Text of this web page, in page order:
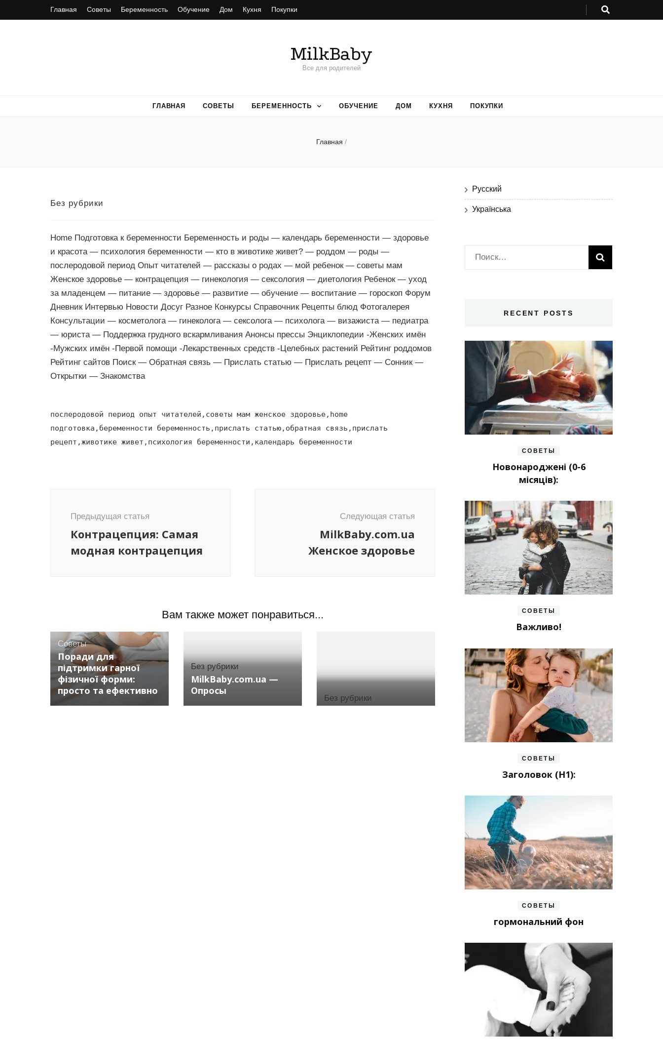
Главная Советы Беременность Обучение Дом Кухня Покупки
MilkBaby
Все для родителей
ГЛАВНАЯ СОВЕТЫ БЕРЕМЕННОСТЬ ОБУЧЕНИЕ ДОМ КУХНЯ ПОКУПКИ
Главная /
Без рубрики
Home Подготовка к беременности Беременность и роды — календарь беременности — здоровье
и красота — психология беременности — кто в животике живет? — роддом — роды —
послеродовой период Опыт читателей — рассказы о родах — мой ребенок — советы мам
Женское здоровье — контрацепция — гинекология — сексология — диетология Ребенок — уход
за младенцем — питание — здоровье — развитие — обучение — воспитание — гороскоп Форум
Дневник Интервью Новости Досуг Разное Конкурсы Справочник Рецепты блюд Фотогалерея
Консультации — косметолога — гинеколога — сексолога — психолога — визажиста — педиатра
— юриста — Поддержка грудного вскармливания Анонсы прессы Энциклопедии -Женских имён
-Мужских имён -Первой помощи -Лекарственных средств -Целебных растений Рейтинг роддомов
Рейтинг сайтов Поиск — Обратная связь — Прислать статью — Прислать рецепт — Сонник —
Открытки — Знакомства
послеродовой период опыт читателей,советы мам женское здоровье,home
подготовка,беременности беременность,прислать статью,обратная связь,прислать
рецепт,животике живет,психология беременности,календарь беременности
записям
Предыдущая статья
Контрацепция: Самая
модная контрацепция
Следующая статья
MilkBaby.com.ua
Женское здоровье
Вам также может понравиться...
Советы
Поради для
підтримки гарної
фізичної форми:
просто та ефективно
Без рубрики
MilkBaby.com.ua —
Опросы
Без рубрики
Русский
Українська
Найти:
RECENT POSTS
СОВЕТЫ
Новонароджені (0-6
місяців):
СОВЕТЫ
Важливо!
СОВЕТЫ
Заголовок (H1):
СОВЕТЫ
гормональний фон